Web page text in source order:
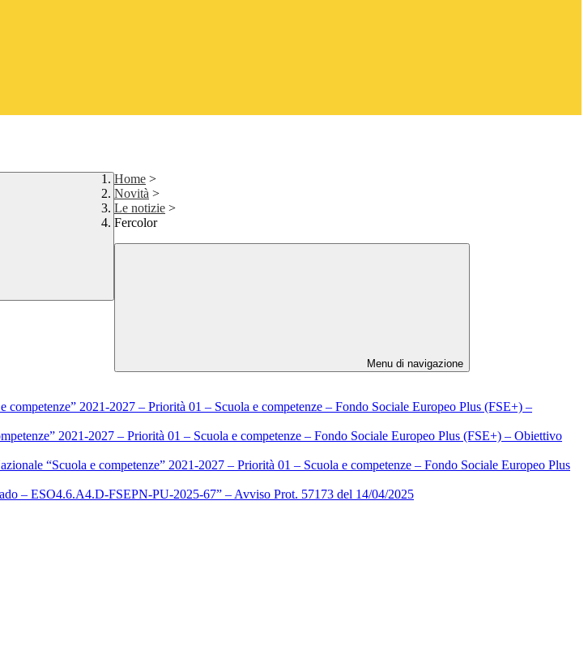
Home >
Novità >
Le notizie >
Fercolor
Menu di navigazione
2021-2027 – Priorità 01 – Scuola e competenze – Fondo Sociale Europeo Plus (FSE+) –
2021-2027 – Priorità 01 – Scuola e competenze – Fondo Sociale Europeo Plus (FSE+) – Obiettivo
“Scuola e competenze” 2021-2027 – Priorità 01 – Scuola e competenze – Fondo Sociale Europeo Plus
– ESO4.6.A4.D-FSEPN-PU-2025-67” – Avviso Prot. 57173 del 14/04/2025